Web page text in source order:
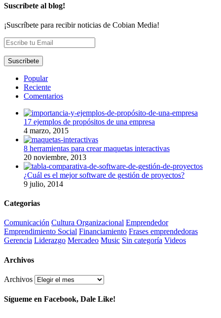
Suscríbete al blog!
¡Suscríbete para recibir noticias de Cobian Media!
Popular
Reciente
Comentarios
17 ejemplos de propósitos de una empresa
4 marzo, 2015
8 herramientas para crear maquetas interactivas
20 noviembre, 2013
¿Cuál es el mejor software de gestión de proyectos?
9 julio, 2014
Categorias
Comunicación Cultura Organizacional Emprendedor
Emprendimiento Social Financiamiento Frases emprendedoras
Gerencia Liderazgo Mercadeo Music Sin categoría Videos
Archivos
Archivos
Sígueme en Facebook, Dale Like!